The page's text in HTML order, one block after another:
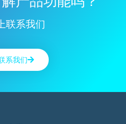
联系我们
系我们